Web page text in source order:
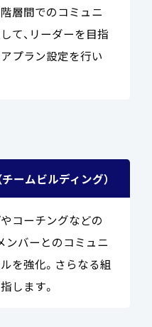
階層間でのコミュニ
て、リーダーを目指
プラン設定を行い
チームビルディング）
コーチングなどの
ンバーとのコミュニ
を強化。さらなる組
します。